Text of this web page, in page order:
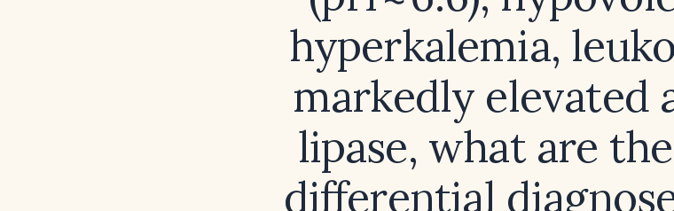
hyperkalemia,
markedly elevated
lipase, what are
differential